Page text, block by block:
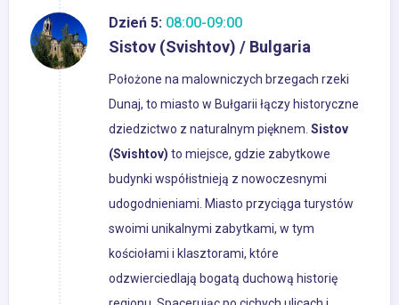
Dzień 5: 08:00-09:00
Sistov (Svishtov) / Bulgaria
Położone na malowniczych brzegach rzeki
Dunaj, to miasto w Bułgarii łączy historyczne
dziedzictwo z naturalnym pięknem. Sistov
(Svishtov) to miejsce, gdzie zabytkowe
budynki współistnieją z nowoczesnymi
udogodnieniami. Miasto przyciąga turystów
swoimi unikalnymi zabytkami, w tym
kościołami i klasztorami, które
odzwierciedlają bogatą duchową historię